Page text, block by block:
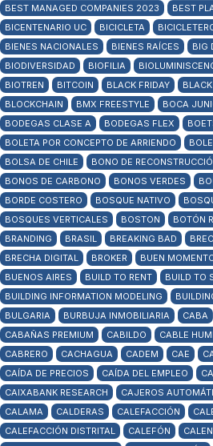
BEST MANAGED COMPANIES 2023
BEST
BICENTENARIO UC
BICICLETA
BIENES NACIONALES
BIENES RAÍCES BIG
BIODIVERSIDAD
BIOFILIA
BIOTREN
BITCOIN BLACK FRIDAY
BLOCKCHAIN
BMX FREESTYLE BOCA
BODEGAS CLASE A
BODEGAS FLEX
BOLETA POR CONCEPTO DE ARRIENDO
BOLSA DE CHILE
BONO DE
BONOS DE CARBONO
BONOS VERDES
BORDE COSTERO
BOSQUE NATIVO
BOSQUES VERTICALES
BOSTON BOTÓN
BRANDING
BRASIL BREAKING BAD
BRECHA DIGITAL
BROKER
BUEN
BUENOS AIRES
BUILD TO RENT BUILD TO
BUILDING INFORMATION MODELING
BULGARIA
BURBUJA INMOBILIARIA CABA
CABAÑAS PREMIUM
CABILDO CABLE
CABRERO
CACHAGUA CADEM CAE
CAÍDA DE PRECIOS
CAÍDA DEL EMPLEO
CAIXABANK RESEARCH
CAJEROS
CALAMA
CALDERAS CALEFACCIÓN
CALEFACCIÓN DISTRITAL
CALEFÓN